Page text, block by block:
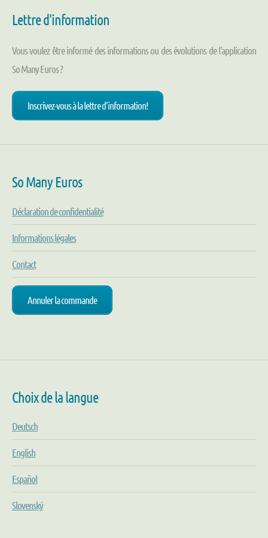
Lettre d'information
Vous voulez être informé des informations ou des évolutions de l'application
So Many Euros ?
Inscrivez-vous à la lettre d'information!
So Many Euros
Déclaration de confidentialité
Informations légales
Contact
Annuler la commande
Choix de la langue
Deutsch
English
Español
Slovenský